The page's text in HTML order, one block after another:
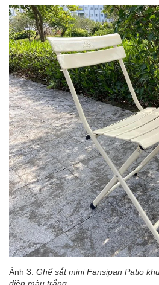
Ảnh 3: Ghế sắt mini Fansipan Patio
điện màu trắng